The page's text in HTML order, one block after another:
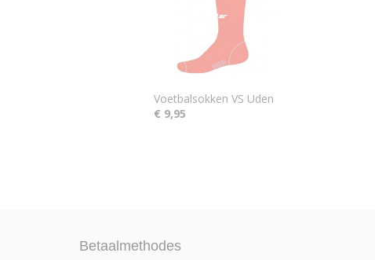
Voetbalsokken VS Uden
€ 9,95
Betaalmethodes